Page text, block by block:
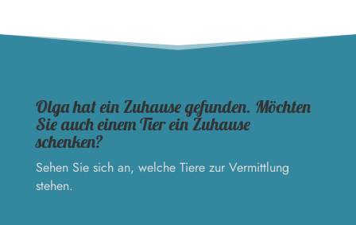
Olga hat ein Zuhause gefunden. Möchten
Sie auch einem Tier ein Zuhause
schenken?
Sehen Sie sich an, welche Tiere zur Vermittlung
stehen.